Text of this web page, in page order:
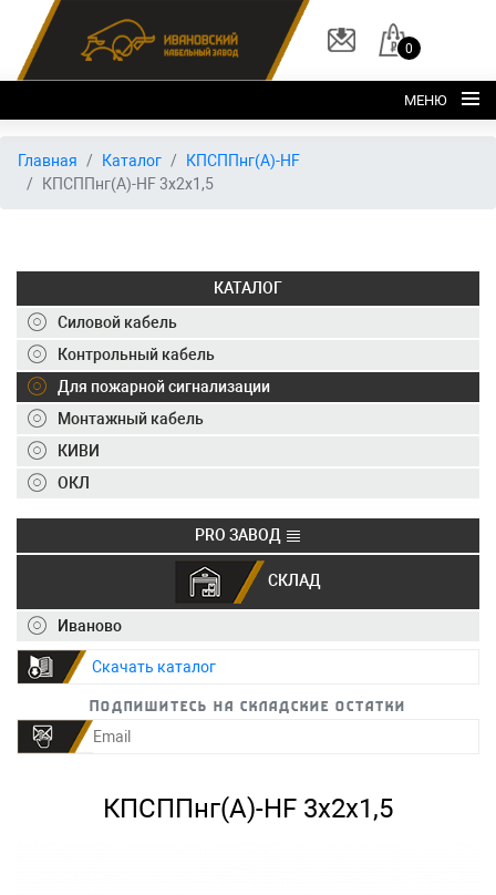
0
МЕНЮ
Главная
О заводе
Склад
ОКЛ
Вакансии
Контакты
+7 (495) 150-40-20
info@ivkz.ru
Главная Каталог
КПСППнг(А)-HF
КПСППнг(А)-HF 3х2х1,5
КАТАЛОГ
Силовой кабель
Контрольный кабель
Для пожарной сигнализации
Монтажный кабель
КИВИ
ОКЛ
PRO ЗАВОД
СКЛАД
Иваново
Скачать каталог
Подпишитесь на складские остатки
КПСППнг(А)-HF 3х2х1,5